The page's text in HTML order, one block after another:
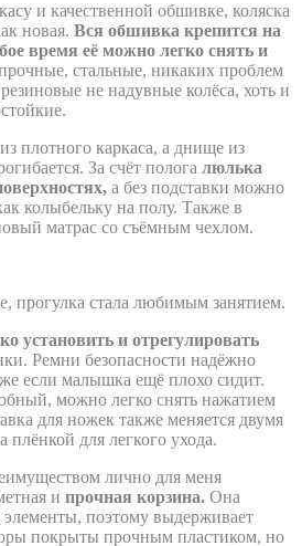
и качественной обшивке, коляска
новая. Вся обшивка крепится на
время её можно легко снять и
стальные, никаких проблем
не надувные колёса, хоть и
плотного каркаса, а днище из
За счёт полога люлька
а без подставки можно
колыбельку на полу. Также в
матрас со съёмным чехлом.
прогулка стала любимым занятием.
установить и отрегулировать
Ремни безопасности надёжно
если малышка ещё плохо сидит.
можно легко снять нажатием
для ножек также меняется двумя
для легкого ухода.
лично для меня
и прочная корзина. Она
элементы, поэтому выдерживает
покрыты прочным пластиком, но